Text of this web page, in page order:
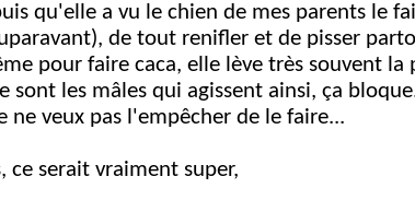
qu'elle a vu le chien de mes parents le
de tout renifler et de pisser
pour faire caca, elle lève très souvent la
sont les mâles qui agissent ainsi, ça
ne veux pas l'empêcher de le faire...
ce serait vraiment super,